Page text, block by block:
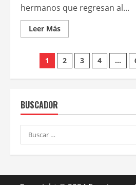
hermanos que regresan al...
Leer MásLeer
más
En
el
marco
del
Mundial
proyectará
film
Paginación
de
entradas
1 2 3 4 …
BUSCADOR
Buscar: